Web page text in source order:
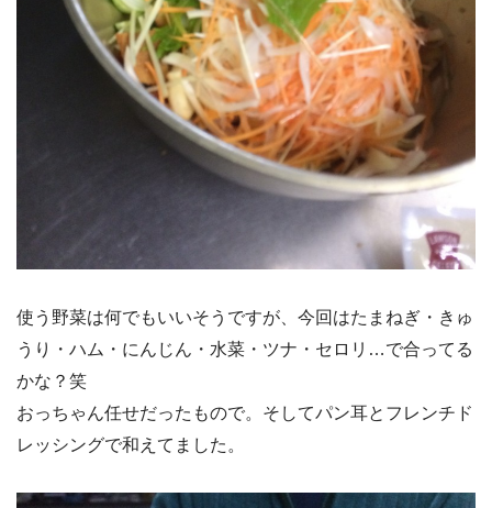
使う野菜は何でもいいそうですが、今回はたまねぎ・きゅ
うり・ハム・にんじん・水菜・ツナ・セロリ…で合ってる
かな？笑
おっちゃん任せだったもので。そしてパン耳とフレンチド
レッシングで和えてました。